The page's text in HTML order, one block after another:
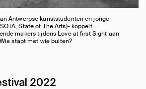
Antwerpse kunststudenten en jonge
State of The Arts)- koppelt
makers tijdens Love at first Sight aan
stapt met wie buiten?
2022